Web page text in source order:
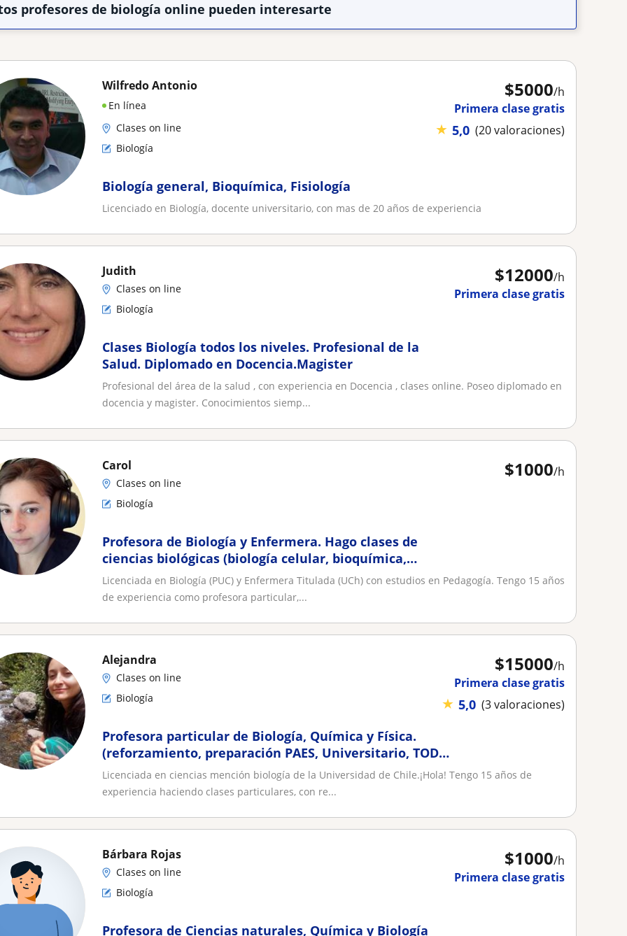
profesores de biología online pueden interesarte
$5000/h
Primera clase gratis
★ 5,0 (20 valoraciones)
Wilfredo Antonio
En línea
Clases on line
Biología
Biología general, Bioquímica, Fisiología
Licenciado en Biología, docente universitario, con mas de 20 años de experiencia
$12000/h
Primera clase gratis
Judith
Clases on line
Biología
Clases Biología todos los niveles. Profesional de la
Salud. Diplomado en Docencia.Magister
Profesional del área de la salud , con experiencia en Docencia , clases online. Poseo diplomado en
docencia y magister. Conocimientos siemp...
$1000/h
Carol
Clases on line
Biología
Profesora de Biología y Enfermera. Hago clases de
ciencias biológicas (biología celular, bioquímica,
fisiología) y PAE(S)
Licenciada en Biología (PUC) y Enfermera Titulada (UCh) con estudios en Pedagogía. Tengo 15 años
de experiencia como profesora particular,...
$15000/h
Primera clase gratis
★ 5,0 (3 valoraciones)
Alejandra
Clases on line
Biología
Profesora particular de Biología, Química y Física.
(reforzamiento, preparación PAES, Universitario, TODO
NIVEL)
Licenciada en ciencias mención biología de la Universidad de Chile.¡Hola! Tengo 15 años de
experiencia haciendo clases particulares, con re...
$1000/h
Primera clase gratis
Bárbara Rojas
Clases on line
Biología
Profesora de Ciencias naturales, Química y Biología